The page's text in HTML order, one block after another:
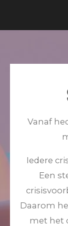
Vanaf
Iedere
Een
Daarom
met het